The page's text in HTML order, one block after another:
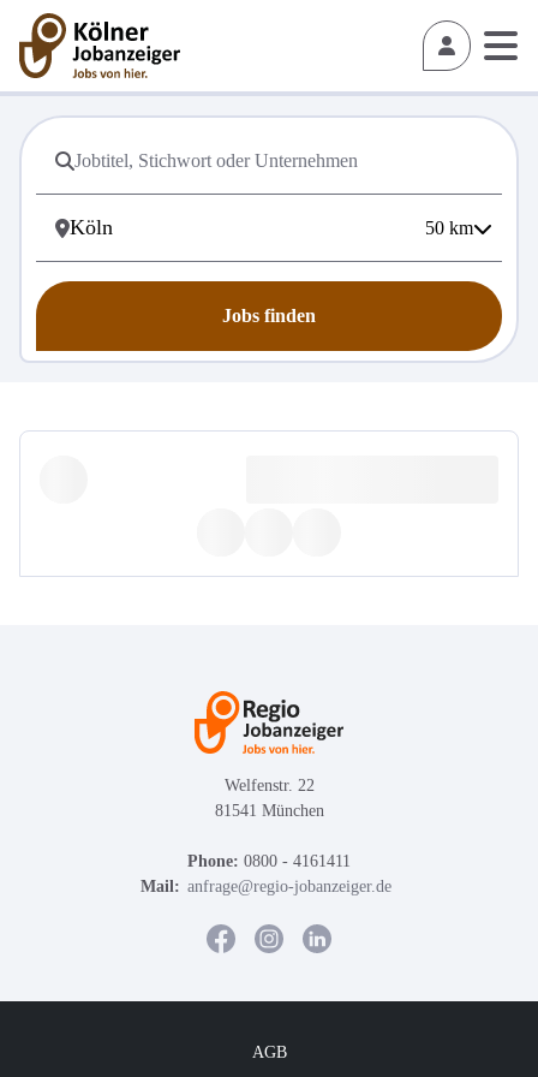
50 km
Jobs finden
Welfenstr. 22
81541 München
Phone: 0800 - 4161411
Mail: anfrage@regio-jobanzeiger.de
AGB